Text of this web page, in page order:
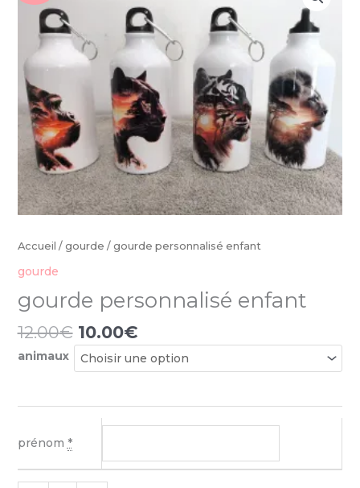
Accueil / gourde / gourde personnalisé enfant
gourde
gourde personnalisé enfant
12.00€
initial
était :
12.00€.
10.00€
actuel
est :
10.00€.
animaux
prénom *
gourde
personnalisé
enfant